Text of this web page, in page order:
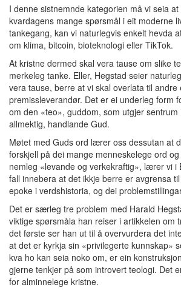
I denne sistnemnde kategorien må vi seia
kvardagens mange spørsmål i eit moderne
tankegang, kan vi naturlegvis enkelt hevda
om klima, bitcoin, bioteknologi eller TikTok.
At kristne dermed skal vera tause om slike
merkeleg tanke. Eller, Hegstad seier
vera tause, berre at vi skal overlata til andre
premissleverandør. Det er ei underleg form
om den «teo», guddom, som utgjer
allmektig, handlande Gud.
Møtet med Guds ord lærer oss dessutan at
forskjell på dei mange menneskelege ord
nemleg «levande og verkekraftig», lærer vi i
fall innebera at det ikkje berre er avgrensa
epoke i verdshistoria, og dei
Det er særleg tre problem med Harald
viktige spørsmåla han reiser i artikkelen om
det første ser han ut til å overvurdera det
at det er kyrkja sin «privilegerte kunnskap»
kva ho kan seia noko om, er ein
gjerne tenkjer på som introvert teologi. Det
for alminnelege kristne.